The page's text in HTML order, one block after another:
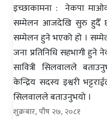
इच्छाकामना : नेकपा
सम्मेलन आजदेखि सुरु हुदैँ छ
सम्मेलन हुने भएको हो ।
जना प्रतिनिधि सहभागी
सावित्री सिलवालले
केन्द्रिय सदस्य इश्वरी
सिलवालले बताउनुभयो ।
शुक्रबार, पौष २७, २०८१